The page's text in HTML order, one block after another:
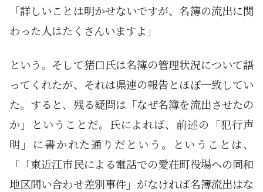
「詳しいことは明かせないですが、名簿の流出に関
わった人はたくさんいますよ」
という。そして猪口氏は名簿の管理状況について語
ってくれたが、それは県連の報告とほぼ一致してい
た。すると、残る疑問は「なぜ名簿を流出させたの
か」ということだ。氏によれば、前述の「犯行声
明」に書かれた通りだという。ということは、
「「東近江市民による電話での愛荘町役場への同和
地区問い合わせ差別事件」がなければ名簿流出はな